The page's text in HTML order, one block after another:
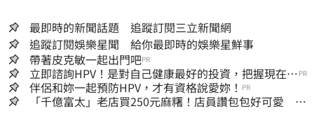
最即時的新聞話題 追蹤訂閱三立新聞網
追蹤訂閱娛樂星聞 給你最即時的娛樂星鮮事
帶著皮克敏一起出門吧PR
立即諮詢HPV！是對自己健康最好的投資，把握現在不
嫌晚！
PR
伴侶和妳一起預防HPV，才有資格說愛妳！ PR
「千億富太」老店買250元麻糬！店員讚包包好可愛 笑